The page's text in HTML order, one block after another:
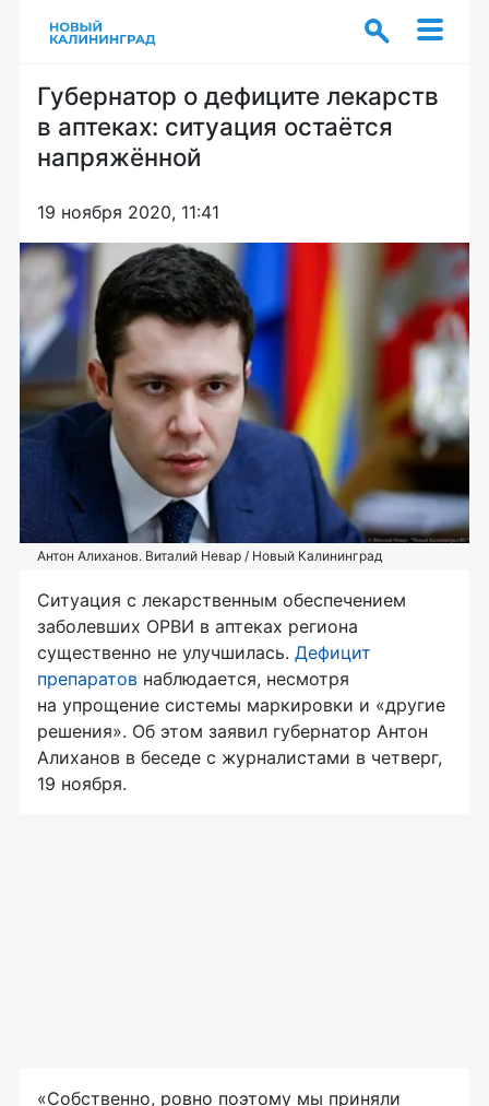
Губернатор о дефиците лекарств
в аптеках: ситуация остаётся
напряжённой
19 ноября 2020, 11:41
Антон Алиханов. Виталий Невар / Новый Калининград
Ситуация с лекарственным обеспечением
заболевших ОРВИ в аптеках региона
существенно не улучшилась. Дефицит
препаратов наблюдается, несмотря
на упрощение системы маркировки и «другие
решения». Об этом заявил губернатор Антон
Алиханов в беседе с журналистами в четверг,
19 ноября.
«Собственно, ровно поэтому мы приняли